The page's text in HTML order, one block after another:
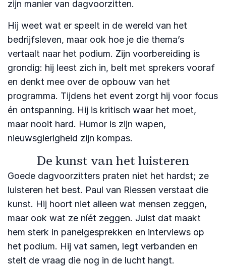
zijn manier van dagvoorzitten.
Hij weet wat er speelt in de wereld van het
bedrijfsleven, maar ook hoe je die thema’s
vertaalt naar het podium. Zijn voorbereiding is
grondig: hij leest zich in, belt met sprekers vooraf
en denkt mee over de opbouw van het
programma. Tijdens het event zorgt hij voor focus
én ontspanning. Hij is kritisch waar het moet,
maar nooit hard. Humor is zijn wapen,
nieuwsgierigheid zijn kompas.
De kunst van het luisteren
Goede dagvoorzitters praten niet het hardst; ze
luisteren het best. Paul van Riessen verstaat die
kunst. Hij hoort niet alleen wat mensen zeggen,
maar ook wat ze níét zeggen. Juist dat maakt
hem sterk in panelgesprekken en interviews op
het podium. Hij vat samen, legt verbanden en
stelt de vraag die nog in de lucht hangt.